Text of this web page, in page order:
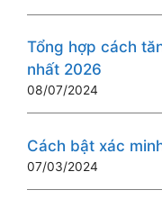
Tổng hợp cách
nhất 2026
08/07/2024
Cách bật xác
07/03/2024